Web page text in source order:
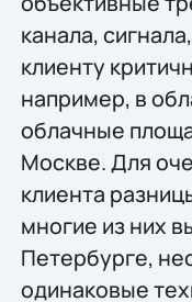
канала,
клиенту
например, в
облачные
Москве. Для
клиента
многие из них
Петербурге,
одинаковые